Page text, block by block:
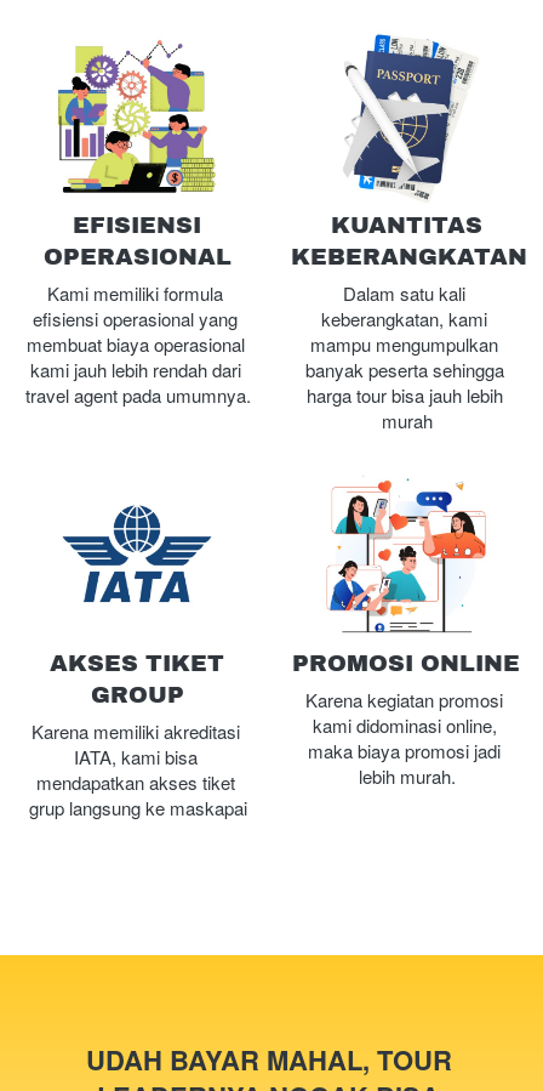
EFISIENSI
OPERASIONAL
Kami memiliki formula
efisiensi operasional yang
membuat biaya operasional
kami jauh lebih rendah dari
travel agent pada umumnya.
KUANTITAS
KEBERANGKATAN
Dalam satu kali
keberangkatan, kami
mampu mengumpulkan
banyak peserta sehingga
harga tour bisa jauh lebih
murah
AKSES TIKET
GROUP
Karena memiliki akreditasi
IATA, kami bisa
mendapatkan akses tiket
grup langsung ke maskapai
PROMOSI ONLINE
Karena kegiatan promosi
kami didominasi online,
maka biaya promosi jadi
lebih murah.
UDAH BAYAR MAHAL, TOUR